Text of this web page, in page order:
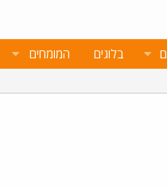
בלוגים המומחים